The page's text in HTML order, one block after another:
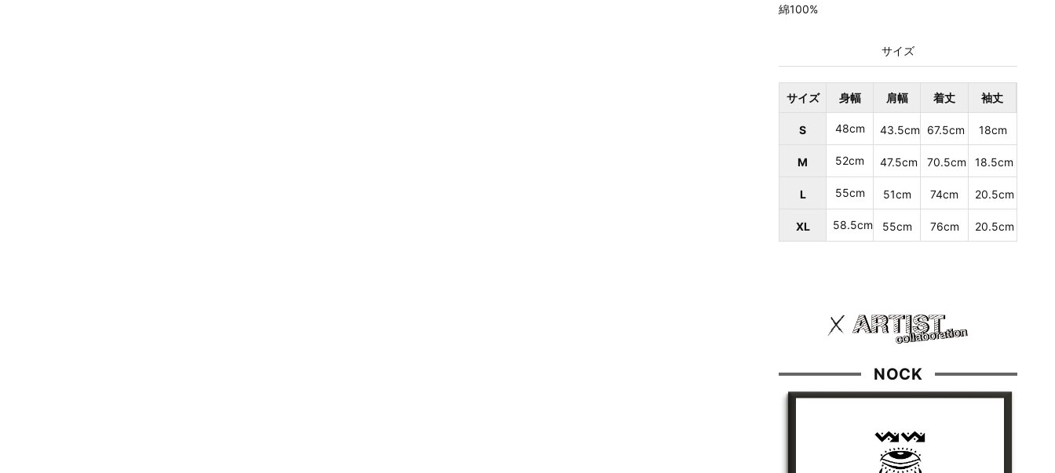
綿100%
サイズ
サイズ 身幅 肩幅 着丈 袖丈
S 48cm 43.5cm 67.5cm 18cm
M 52cm 47.5cm 70.5cm 18.5cm
L 55cm 51cm 74cm 20.5cm
XL 58.5cm 55cm 76cm 20.5cm
NOCK